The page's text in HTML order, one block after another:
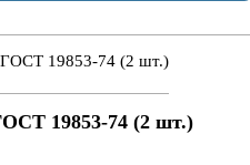
19853-74 (2 шт.)